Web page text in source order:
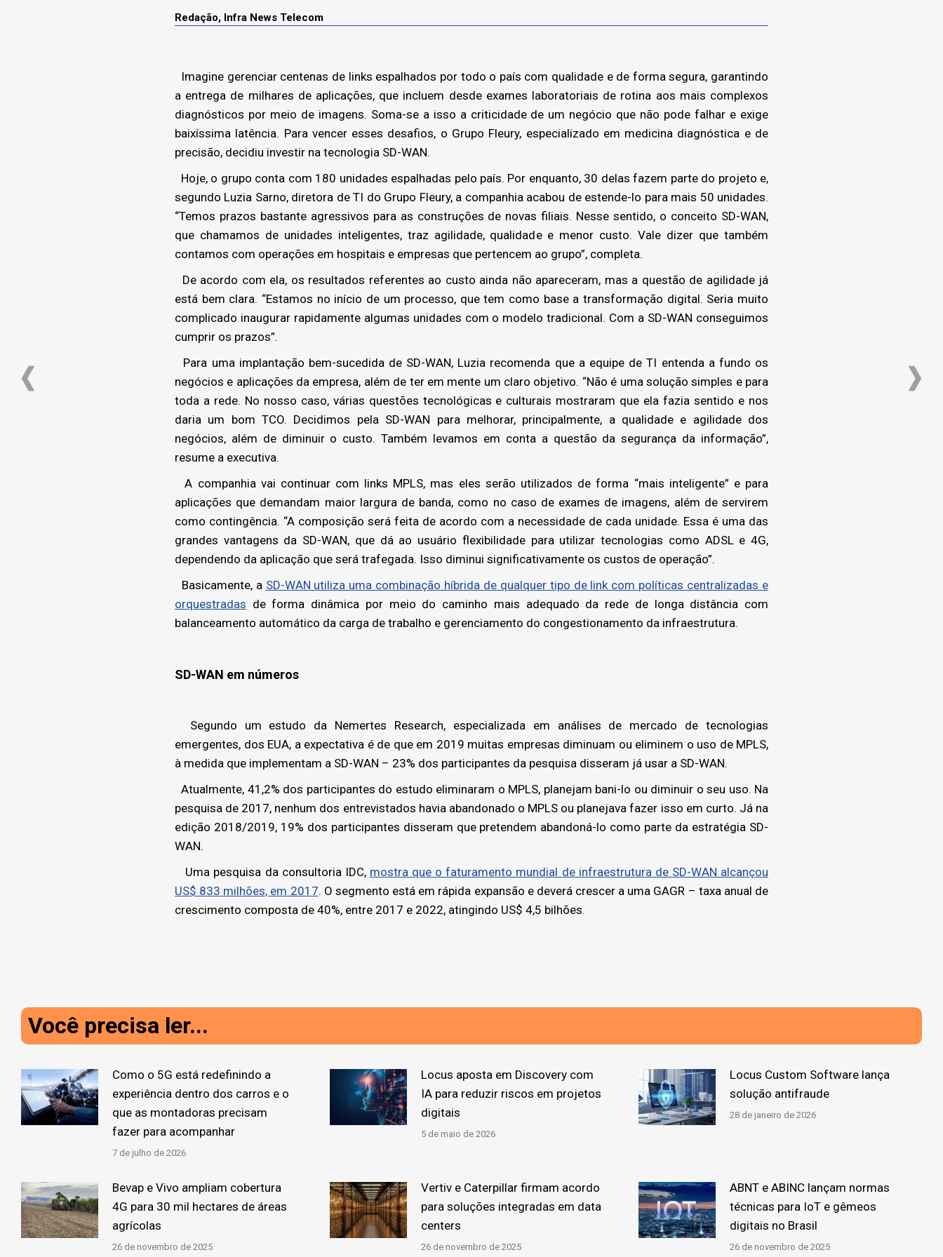
Redação, Infra News Telecom
Imagine gerenciar centenas de links espalhados por todo o país com qualidade e de forma segura, garantindo
a entrega de milhares de aplicações, que incluem desde exames laboratoriais de rotina aos mais complexos
diagnósticos por meio de imagens. Soma-se a isso a criticidade de um negócio que não pode falhar e exige
baixíssima latência. Para vencer esses desafios, o Grupo Fleury, especializado em medicina diagnóstica e de
precisão, decidiu investir na tecnologia SD-WAN.
Hoje, o grupo conta com 180 unidades espalhadas pelo país. Por enquanto, 30 delas fazem parte do projeto e,
segundo Luzia Sarno, diretora de TI do Grupo Fleury, a companhia acabou de estende-lo para mais 50 unidades.
“Temos prazos bastante agressivos para as construções de novas filiais. Nesse sentido, o conceito SD-WAN,
que chamamos de unidades inteligentes, traz agilidade, qualidade e menor custo. Vale dizer que também
contamos com operações em hospitais e empresas que pertencem ao grupo”, completa.
De acordo com ela, os resultados referentes ao custo ainda não apareceram, mas a questão de agilidade já
está bem clara. “Estamos no início de um processo, que tem como base a transformação digital. Seria muito
complicado inaugurar rapidamente algumas unidades com o modelo tradicional. Com a SD-WAN conseguimos
cumprir os prazos”.
Para uma implantação bem-sucedida de SD-WAN, Luzia recomenda que a equipe de TI entenda a fundo os
negócios e aplicações da empresa, além de ter em mente um claro objetivo. “Não é uma solução simples e para
toda a rede. No nosso caso, várias questões tecnológicas e culturais mostraram que ela fazia sentido e nos
daria um bom TCO. Decidimos pela SD-WAN para melhorar, principalmente, a qualidade e agilidade dos
negócios, além de diminuir o custo. Também levamos em conta a questão da segurança da informação”,
resume a executiva.
A companhia vai continuar com links MPLS, mas eles serão utilizados de forma “mais inteligente” e para
aplicações que demandam maior largura de banda, como no caso de exames de imagens, além de servirem
como contingência. “A composição será feita de acordo com a necessidade de cada unidade. Essa é uma das
grandes vantagens da SD-WAN, que dá ao usuário flexibilidade para utilizar tecnologias como ADSL e 4G,
dependendo da aplicação que será trafegada. Isso diminui significativamente os custos de operação”.
Basicamente, a SD-WAN utiliza uma combinação híbrida de qualquer tipo de link com políticas centralizadas e
orquestradas de forma dinâmica por meio do caminho mais adequado da rede de longa distância com
balanceamento automático da carga de trabalho e gerenciamento do congestionamento da infraestrutura.
SD-WAN em números
Segundo um estudo da Nemertes Research, especializada em análises de mercado de tecnologias
emergentes, dos EUA, a expectativa é de que em 2019 muitas empresas diminuam ou eliminem o uso de MPLS,
à medida que implementam a SD-WAN – 23% dos participantes da pesquisa disseram já usar a SD-WAN.
Atualmente, 41,2% dos participantes do estudo eliminaram o MPLS, planejam bani-lo ou diminuir o seu uso. Na
pesquisa de 2017, nenhum dos entrevistados havia abandonado o MPLS ou planejava fazer isso em curto. Já na
edição 2018/2019, 19% dos participantes disseram que pretendem abandoná-lo como parte da estratégia SD-
WAN.
Uma pesquisa da consultoria IDC, mostra que o faturamento mundial de infraestrutura de SD-WAN alcançou
US$ 833 milhões, em 2017. O segmento está em rápida expansão e deverá crescer a uma GAGR – taxa anual de
crescimento composta de 40%, entre 2017 e 2022, atingindo US$ 4,5 bilhões.
Você precisa ler...
Como o 5G está redefinindo a
experiência dentro dos carros e o
que as montadoras precisam
fazer para acompanhar
7 de julho de 2026
Locus aposta em Discovery com
IA para reduzir riscos em projetos
digitais
5 de maio de 2026
Locus Custom Software lança
solução antifraude
28 de janeiro de 2026
Bevap e Vivo ampliam cobertura
4G para 30 mil hectares de áreas
agrícolas
26 de novembro de 2025
Vertiv e Caterpillar firmam acordo
para soluções integradas em data
centers
26 de novembro de 2025
ABNT e ABINC lançam normas
técnicas para IoT e gêmeos
digitais no Brasil
26 de novembro de 2025